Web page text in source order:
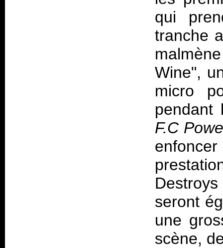
qui
tranche
Wine",
micro
pendant
F.C
seront
une
scène,